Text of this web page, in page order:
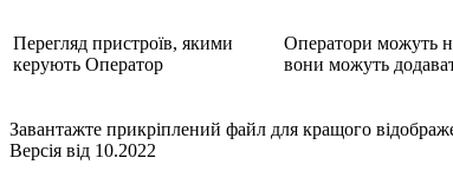
Перегляд пристроїв, якими
керують Оператор
Оператори можуть
вони можуть
Завантажте прикріплений файл для кращого
Версія від 10.2022